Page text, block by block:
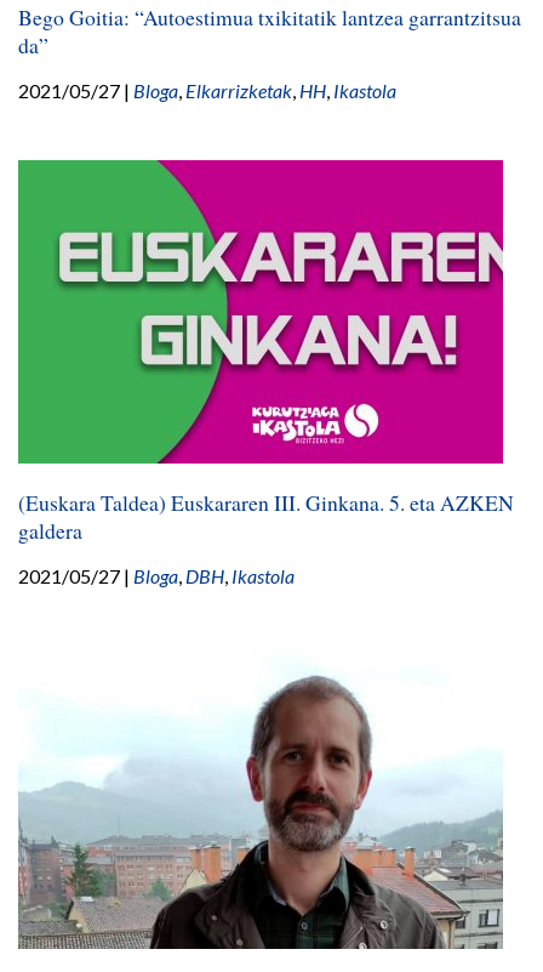
Bego Goitia: “Autoestimua txikitatik lantzea garrantzitsua
da”
2021/05/27 | Bloga, Elkarrizketak, HH, Ikastola
(Euskara Taldea) Euskararen III. Ginkana. 5. eta AZKEN
galdera
2021/05/27 | Bloga, DBH, Ikastola